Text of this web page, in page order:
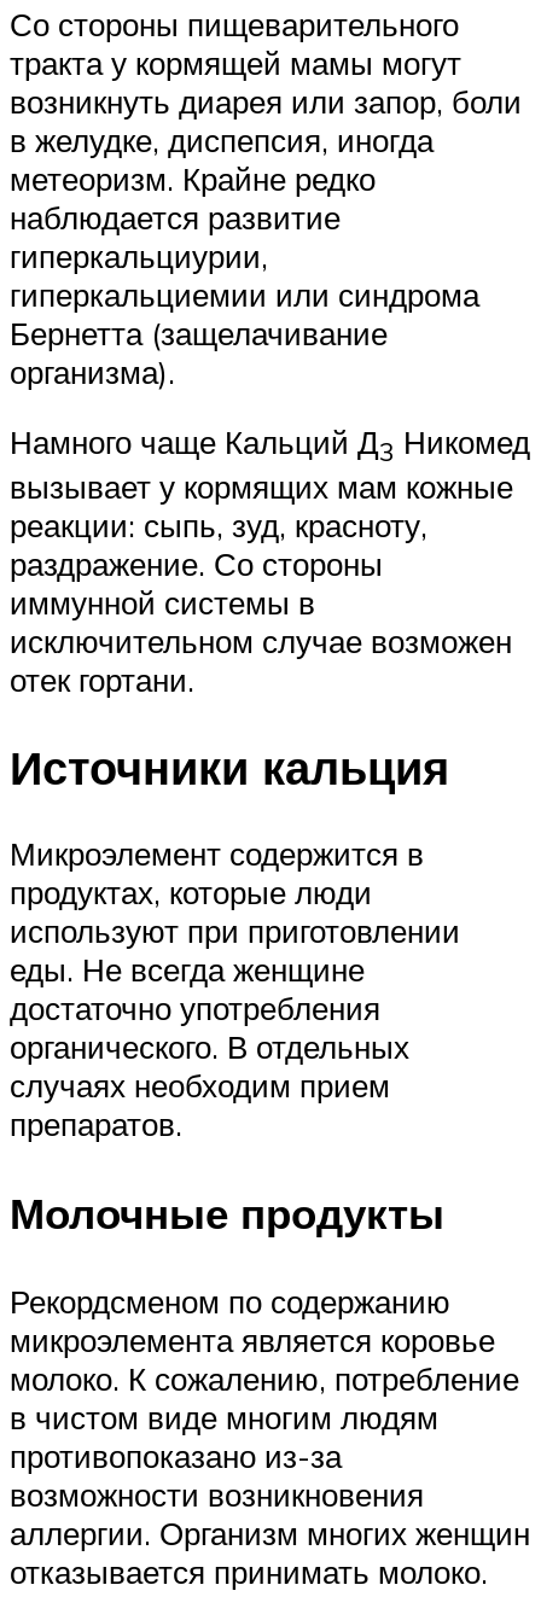
Со стороны пищеварительного
тракта у кормящей мамы могут
возникнуть диарея или запор, боли
в желудке, диспепсия, иногда
метеоризм. Крайне редко
наблюдается развитие
гиперкальциурии,
гиперкальциемии или синдрома
Бернетта (защелачивание
организма).
Намного чаще Кальций Д3 Никомед
вызывает у кормящих мам кожные
реакции: сыпь, зуд, красноту,
раздражение. Со стороны
иммунной системы в
исключительном случае возможен
отек гортани.
Источники кальция
Микроэлемент содержится в
продуктах, которые люди
используют при приготовлении
еды. Не всегда женщине
достаточно употребления
органического. В отдельных
случаях необходим прием
препаратов.
Молочные продукты
Рекордсменом по содержанию
микроэлемента является коровье
молоко. К сожалению, потребление
в чистом виде многим людям
противопоказано из-за
возможности возникновения
аллергии. Организм многих женщин
отказывается принимать молоко.